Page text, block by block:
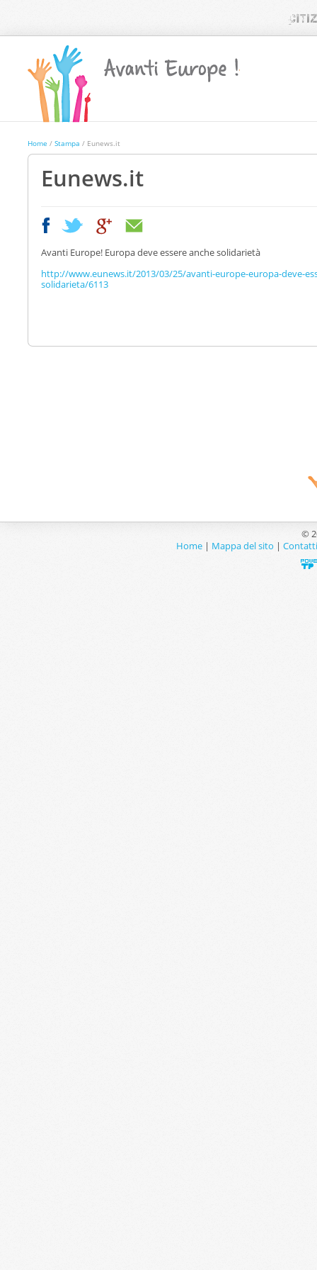
Home / Stampa / Eunews.it
Eunews.it
Avanti Europe! Europa deve essere anche solidarietà
http://www.eunews.it/2013/03/25/avanti-europe-europa-deve-
solidarieta/6113
©
Home | Mappa del sito | Contatti